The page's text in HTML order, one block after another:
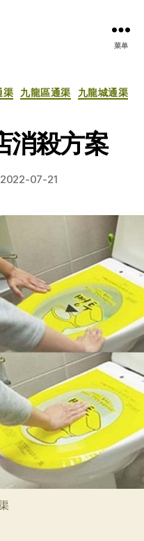
菜单
渠 九龍區通渠
九龍城通渠
消殺方案
2022-07-21